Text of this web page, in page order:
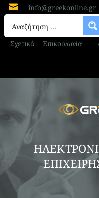
 info@greekonline.gr
Σχετικά Επικοινωνία